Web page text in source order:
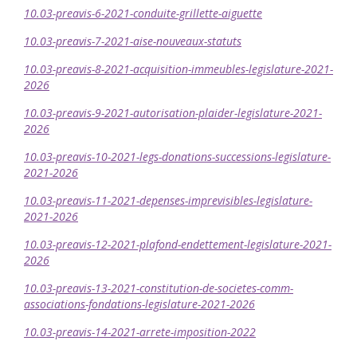
10.03-preavis-6-2021-conduite-grillette-aiguette
10.03-preavis-7-2021-aise-nouveaux-statuts
10.03-preavis-8-2021-acquisition-immeubles-legislature-2021-
2026
10.03-preavis-9-2021-autorisation-plaider-legislature-2021-
2026
10.03-preavis-10-2021-legs-donations-successions-legislature-
2021-2026
10.03-preavis-11-2021-depenses-imprevisibles-legislature-
2021-2026
10.03-preavis-12-2021-plafond-endettement-legislature-2021-
2026
10.03-preavis-13-2021-constitution-de-societes-comm-
associations-fondations-legislature-2021-2026
10.03-preavis-14-2021-arrete-imposition-2022